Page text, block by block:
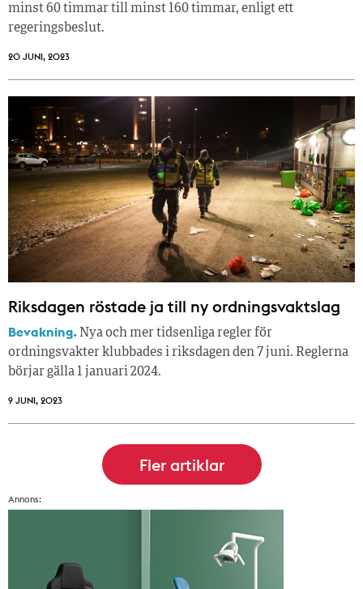
minst 60 timmar till minst 160 timmar, enligt ett
regeringsbeslut.
20 JUNI, 2023
Riksdagen röstade ja till ny ordningsvaktslag
Bevakning. Nya och mer tidsenliga regler för
ordningsvakter klubbades i riksdagen den 7 juni. Reglerna
börjar gälla 1 januari 2024.
9 JUNI, 2023
Annons: